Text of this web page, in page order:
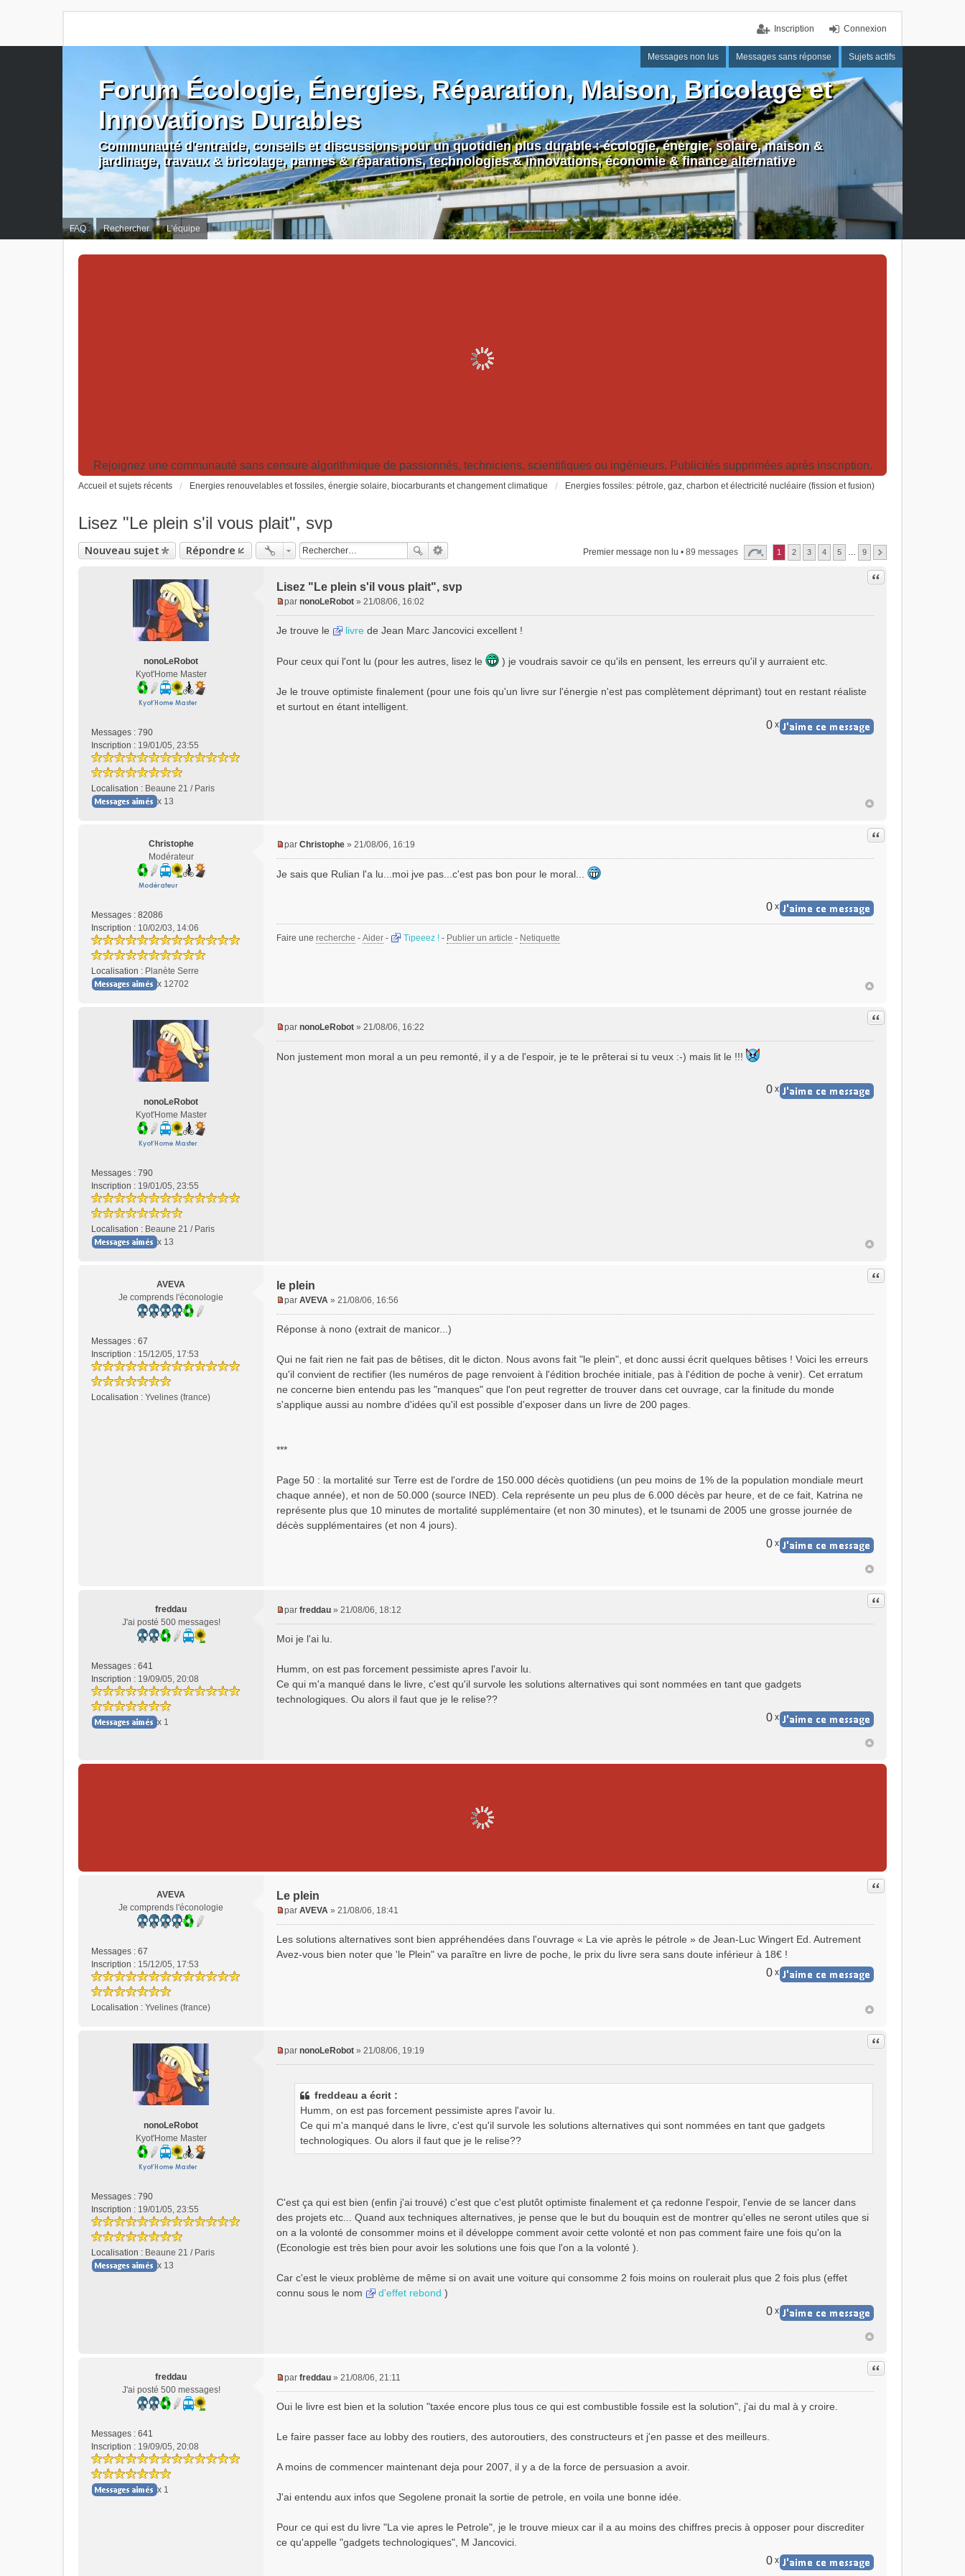
Connexion
Inscription
Messages non lus Messages sans réponse Sujets actifs
FAQ Rechercher L’équipe
Forum Écologie, Énergies, Réparation, Maison, Bricolage et
Innovations Durables
Communauté d'entraide, conseils et discussions pour un quotidien plus durable : écologie, énergie, solaire, maison &
jardinage, travaux & bricolage, pannes & réparations, technologies & innovations, économie & finance alternative
Rejoignez une communauté sans censure algorithmique de passionnés, techniciens, scientifiques ou ingénieurs. Publicités supprimées après inscription.
Accueil et sujets récents Energies renouvelables et fossiles, énergie solaire, biocarburants et changement climatique Energies fossiles: pétrole, gaz, charbon et électricité nucléaire (fission et fusion)
Lisez "Le plein s'il vous plait", svp
Nouveau sujet Répondre Premier message non lu • 89 messages 1 2 3 4 5 9
nonoLeRobot
Kyot'Home Master
Messages : 790
Inscription : 19/01/05, 23:55
Localisation : Beaune 21 / Paris
x 13
Lisez "Le plein s'il vous plait", svp
Citer
s
a
e
par nonoLeRobot » 21/08/06, 16:02
Je trouve le livre de Jean Marc Jancovici excellent !
Pour ceux qui l'ont lu (pour les autres, lisez le ) je voudrais savoir ce qu'ils en pensent, les erreurs qu'il y aurraient etc.
Je le trouve optimiste finalement (pour une fois qu'un livre sur l'énergie n'est pas complètement déprimant) tout en restant réaliste
et surtout en étant intelligent.
0 x
Christophe
Modérateur
Messages : 82086
Inscription : 10/02/03, 14:06
Localisation : Planète Serre
x 12702
Citer
s
par Christophe » 21/08/06, 16:19
Je sais que Rulian l'a lu...moi jve pas...c'est pas bon pour le moral...
0 x
Faire une recherche - Aider - Tipeeez ! - Publier un article - Netiquette
nonoLeRobot
Kyot'Home Master
Messages : 790
Inscription : 19/01/05, 23:55
Localisation : Beaune 21 / Paris
x 13
Citer
s
par nonoLeRobot » 21/08/06, 16:22
Non justement mon moral a un peu remonté, il y a de l'espoir, je te le prêterai si tu veux :-) mais lit le !!!
0 x
AVEVA
Je comprends l'éconologie
Messages : 67
Inscription : 15/12/05, 17:53
Localisation : Yvelines (france)
le plein
Citer
s
a
g
e
u
par AVEVA » 21/08/06, 16:56
Réponse à nono (extrait de manicor...)
Qui ne fait rien ne fait pas de bêtises, dit le dicton. Nous avons fait "le plein", et donc aussi écrit quelques bêtises ! Voici les erreurs
qu'il convient de rectifier (les numéros de page renvoient à l'édition brochée initiale, pas à l'édition de poche à venir). Cet erratum
ne concerne bien entendu pas les "manques" que l'on peut regretter de trouver dans cet ouvrage, car la finitude du monde
s'applique aussi au nombre d'idées qu'il est possible d'exposer dans un livre de 200 pages.
***
Page 50 : la mortalité sur Terre est de l'ordre de 150.000 décès quotidiens (un peu moins de 1% de la population mondiale meurt
chaque année), et non de 50.000 (source INED). Cela représente un peu plus de 6.000 décès par heure, et de ce fait, Katrina ne
représente plus que 10 minutes de mortalité supplémentaire (et non 30 minutes), et le tsunami de 2005 une grosse journée de
décès supplémentaires (et non 4 jours).
0 x
freddau
J'ai posté 500 messages!
Messages : 641
Inscription : 19/09/05, 20:08
x 1
Citer
s
a
g
e
u
par freddau » 21/08/06, 18:12
Moi je l'ai lu.
Humm, on est pas forcement pessimiste apres l'avoir lu.
Ce qui m'a manqué dans le livre, c'est qu'il survole les solutions alternatives qui sont nommées en tant que gadgets
technologiques. Ou alors il faut que je le relise??
0 x
AVEVA
Je comprends l'éconologie
Messages : 67
Inscription : 15/12/05, 17:53
Localisation : Yvelines (france)
Le plein
Citer
s
s
l
u
par AVEVA » 21/08/06, 18:41
Les solutions alternatives sont bien appréhendées dans l'ouvrage « La vie après le pétrole » de Jean-Luc Wingert Ed. Autrement
Avez-vous bien noter que 'le Plein" va paraître en livre de poche, le prix du livre sera sans doute inférieur à 18€ !
0 x
nonoLeRobot
Kyot'Home Master
Messages : 790
Inscription : 19/01/05, 23:55
Localisation : Beaune 21 / Paris
x 13
Citer
u
par nonoLeRobot » 21/08/06, 19:19
freddeau a écrit :
Humm, on est pas forcement pessimiste apres l'avoir lu.
Ce qui m'a manqué dans le livre, c'est qu'il survole les solutions alternatives qui sont nommées en tant que gadgets
technologiques. Ou alors il faut que je le relise??
C'est ça qui est bien (enfin j'ai trouvé) c'est que c'est plutôt optimiste finalement et ça redonne l'espoir, l'envie de se lancer dans
des projets etc... Quand aux techniques alternatives, je pense que le but du bouquin est de montrer qu'elles ne seront utiles que si
on a la volonté de consommer moins et il développe comment avoir cette volonté et non pas comment faire une fois qu'on la
(Econologie est très bien pour avoir les solutions une fois que l'on a la volonté ).
Car c'est le vieux problème de même si on avait une voiture qui consomme 2 fois moins on roulerait plus que 2 fois plus (effet
connu sous le nom
d'effet rebond )
0 x
freddau
J'ai posté 500 messages!
Messages : 641
Inscription : 19/09/05, 20:08
x 1
Citer
s
a
e
n
u
par freddau » 21/08/06, 21:11
Oui le livre est bien et la solution "taxée encore plus tous ce qui est combustible fossile est la solution", j'ai du mal à y croire.
Le faire passer face au lobby des routiers, des autoroutiers, des constructeurs et j'en passe et des meilleurs.
A moins de commencer maintenant deja pour 2007, il y a de la force de persuasion a avoir.
J'ai entendu aux infos que Segolene pronait la sortie de petrole, en voila une bonne idée.
Pour ce qui est du livre "La vie apres le Petrole", je le trouve mieux car il a au moins des chiffres precis à opposer pour discrediter
ce qu'appelle "gadgets technologiques", M Jancovici.
0 x